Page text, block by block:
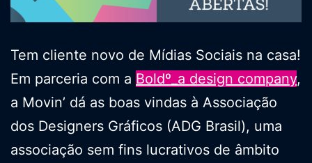
Tem cliente novo de Mídias Sociais na casa!
Em parceria com a Boldº_a design company,
a Movin’ dá as boas vindas à Associação
dos Designers Gráficos (ADG Brasil), uma
associação sem fins lucrativos de âmbito